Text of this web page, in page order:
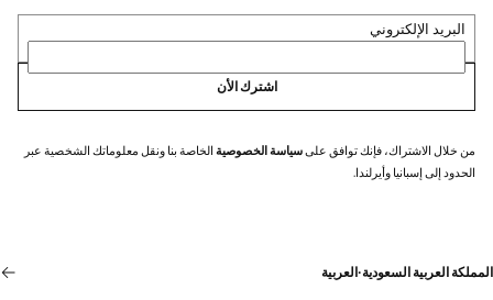
البريد الإلكتروني
اشترك الأن
من خلال الاشتراك، فإنك توافق علىسياسة الخصوصية الخاصة بنا ونقل معلوماتك الشخصية عبر
الحدود إلى إسبانيا وأيرلندا.
المملكة العربية السعودية·العربية